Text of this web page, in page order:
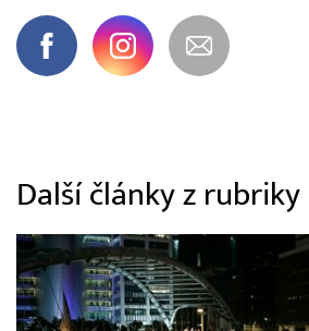
Další články z rubriky